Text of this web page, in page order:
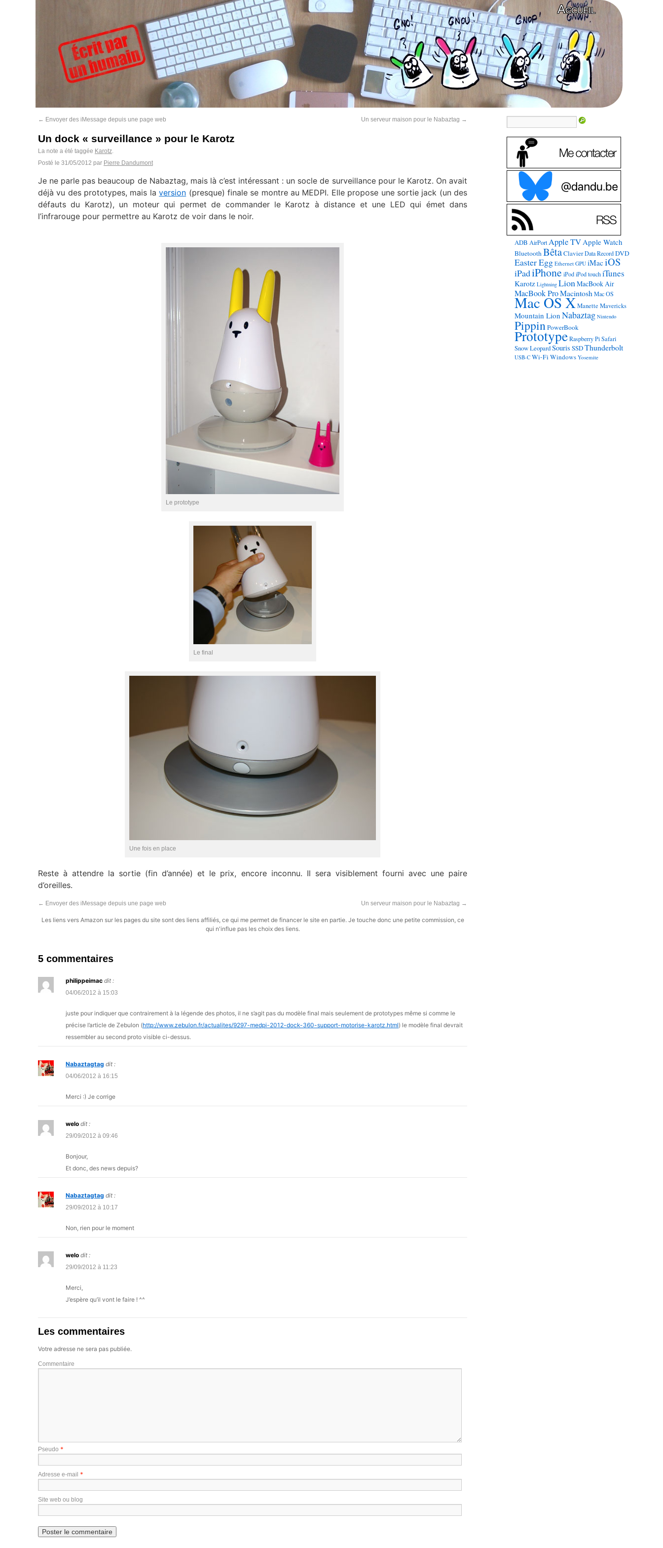
Accueil
← Envoyer des iMessage depuis une page web Un serveur maison pour le Nabaztag →
Un dock « surveillance » pour le Karotz
La note a été taggée Karotz.
Posté le 31/05/2012 par Pierre Dandumont
Je ne parle pas beaucoup de Nabaztag, mais là c’est intéressant : un socle de surveillance pour le Karotz. On avait
déjà vu des prototypes, mais laversion (presque) finale se montre au MEDPI. Elle propose une sortie jack (un des
défauts du Karotz), un moteur qui permet de commander le Karotz à distance et une LED qui émet dans
l’infrarouge pour permettre au Karotz de voir dans le noir.
Le prototype
Le final
Une fois en place
Reste à attendre la sortie (fin d’année) et le prix, encore inconnu. Il sera visiblement fourni avec une paire
d’oreilles.
← Envoyer des iMessage depuis une page web Un serveur maison pour le Nabaztag →
Les liens vers Amazon sur les pages du site sont des liens affiliés, ce qui me permet de financer le site en partie. Je touche donc une petite commission, ce
qui n'influe pas les choix des liens.
5 commentaires
philippeimac dit :
04/06/2012 à 15:03
juste pour indiquer que contrairement à la légende des photos, il ne s’agit pas du modèle final mais seulement de prototypes même si comme le
précise l’article de Zebulon (http://www.zebulon.fr/actualites/9297-medpi-2012-dock-360-support-motorise-karotz.html) le modèle final devrait
ressembler au second proto visible ci-dessus.
Nabaztagtag dit :
04/06/2012 à 16:15
Merci :) Je corrige
welo dit :
29/09/2012 à 09:46
Bonjour,
Et donc, des news depuis?
Nabaztagtag dit :
29/09/2012 à 10:17
Non, rien pour le moment
welo dit :
29/09/2012 à 11:23
Merci,
J’espère qu’il vont le faire ! ^^
Les commentaires
Votre adresse ne sera pas publiée.
Commentaire
Pseudo *
Adresse e-mail *
Site web ou blog
ADB AirPort Apple TVApple Watch
BluetoothBêtaClavier Data Record DVD
Easter Egg Ethernet GPU iMaciOS
iPadiPhone iPod iPod touch iTunes
Karotz Lightning LionMacBook Air
MacBook ProMacintosh Mac OS
Mac OS X Manette Mavericks
Mountain Lion Nabaztag Nintendo
PippinPowerBook
Prototype Raspberry Pi Safari
Snow LeopardSouris SSDThunderbolt
USB-C Wi-FiWindows Yosemite